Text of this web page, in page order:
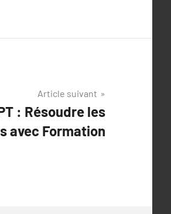
Article suivant
: Résoudre les
avec Formation